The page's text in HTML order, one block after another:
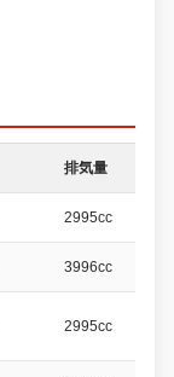
排気量
2995cc
3996cc
2995cc